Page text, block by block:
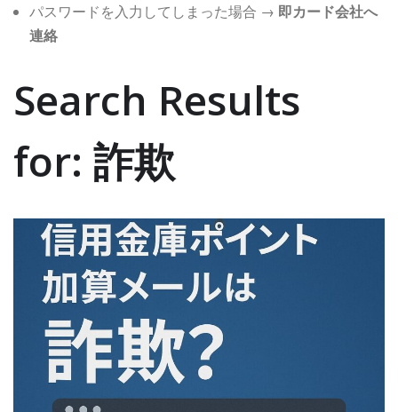
パスワードを入力してしまった場合 → 即カード会社へ
連絡
Search Results
for: 詐欺